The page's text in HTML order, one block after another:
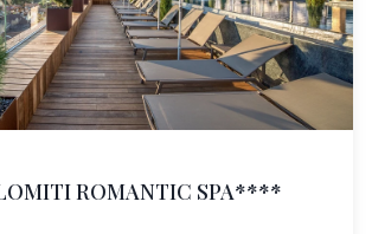
ROMANTIC SPA****